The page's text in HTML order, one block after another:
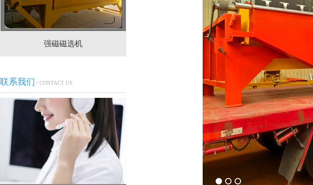
强磁磁选机 CTS(N.B)永磁筒式磁选机 稀土永磁
联系我们 / CONTACT US